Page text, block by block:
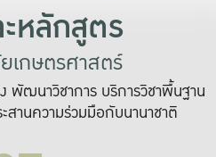
หลักสูตร
เกษตรศาสตร์
ฒนาวิชาการ บริการวิชาพื้นฐาน
สานความร่วมมือกับนานาชาติ